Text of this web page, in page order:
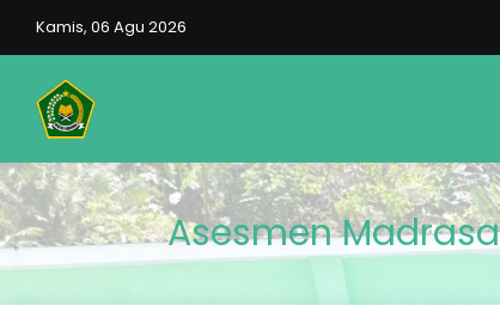
Kamis, 06 Agu 2026
Asesmen